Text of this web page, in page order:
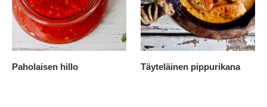
Paholaisen hillo Täyteläinen pippurikana